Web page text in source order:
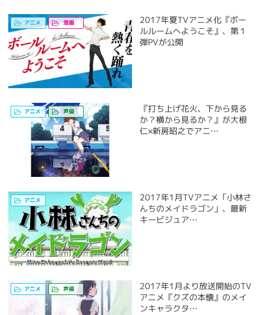
2017年夏TVアニメ化『ボー
ルルームへようこそ』、第１
弾PVが公開
『打ち上げ花火、下から見る
か？横から見るか？』が大根
仁×新房昭之でアニ…
2017年1月TVアニメ「小林さ
んちのメイドラゴン」、最新
キービジュア…
2017年1月より放送開始のTV
アニメ『クズの本懐』のメイ
ンキャラクタ…